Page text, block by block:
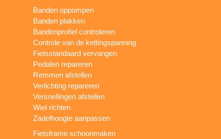
Banden oppompen
Banden plakken
Bandenprofiel controleren
Controle van de kettingspanning
Fietsstandaard vervangen
Pedalen repareren
Remmen afstellen
Verlichting repareren
Versnellingen afstellen
Wiel richten
Zadelhoogte aanpassen
Fietsframe schoonmaken